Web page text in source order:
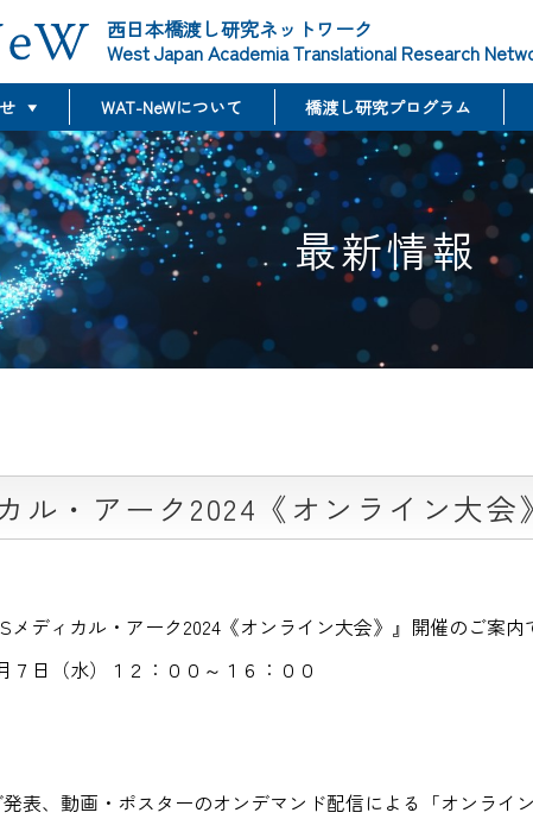
西日本橋渡し研究ネットワーク
West Japan Academia Translational Research
報
ト情報
ト情報
WAT-NeWについて 橋渡し研究プログラム
最新情報
ル・アーク2024《オンライン大会》
メディカル・アーク2024《オンライン大会》』開催のご案内
７日（水）１２：００～１６：００
表、動画・ポスターのオンデマンド配信による「オンライン